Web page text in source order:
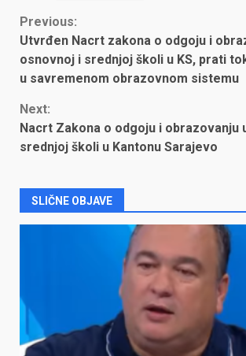
Continue
Reading
Previous:
Utvrđen Nacrt zakona o odgoju i
osnovnoj i srednjoj školi u KS, prati
u savremenom obrazovnom sistemu
Next:
Nacrt Zakona o odgoju i obrazovanju
srednjoj školi u Kantonu Sarajevo
SLIČNE OBJAVE